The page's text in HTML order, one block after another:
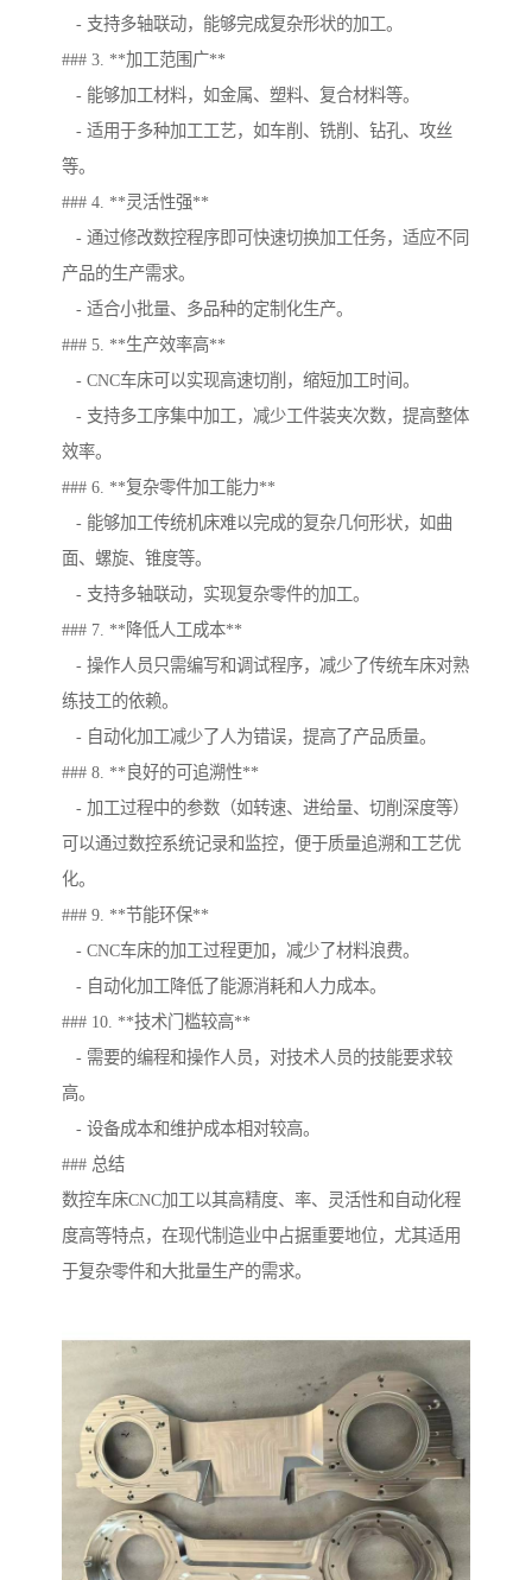
- 支持多轴联动，能够完成复杂形状的加工。
### 3. **加工范围广**
- 能够加工材料，如金属、塑料、复合材料等。
- 适用于多种加工工艺，如车削、铣削、钻孔、攻丝
等。
### 4. **灵活性强**
- 通过修改数控程序即可快速切换加工任务，适应不同
产品的生产需求。
- 适合小批量、多品种的定制化生产。
### 5. **生产效率高**
- CNC车床可以实现高速切削，缩短加工时间。
- 支持多工序集中加工，减少工件装夹次数，提高整体
效率。
### 6. **复杂零件加工能力**
- 能够加工传统机床难以完成的复杂几何形状，如曲
面、螺旋、锥度等。
- 支持多轴联动，实现复杂零件的加工。
### 7. **降低人工成本**
- 操作人员只需编写和调试程序，减少了传统车床对熟
练技工的依赖。
- 自动化加工减少了人为错误，提高了产品质量。
### 8. **良好的可追溯性**
- 加工过程中的参数（如转速、进给量、切削深度等）
可以通过数控系统记录和监控，便于质量追溯和工艺优
化。
### 9. **节能环保**
- CNC车床的加工过程更加，减少了材料浪费。
- 自动化加工降低了能源消耗和人力成本。
### 10. **技术门槛较高**
- 需要的编程和操作人员，对技术人员的技能要求较
高。
- 设备成本和维护成本相对较高。
### 总结
数控车床CNC加工以其高精度、率、灵活性和自动化程
度高等特点，在现代制造业中占据重要地位，尤其适用
于复杂零件和大批量生产的需求。